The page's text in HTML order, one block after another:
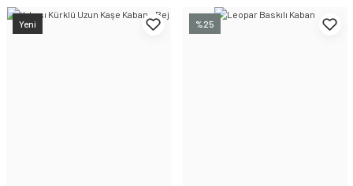
Yeni %25